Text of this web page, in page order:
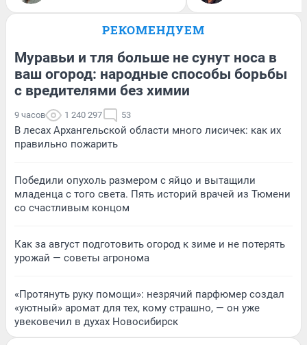
РЕКОМЕНДУЕМ
Муравьи и тля больше не сунут носа в
ваш огород: народные способы борьбы
с вредителями без химии
9 часов 1 240 297 53
В лесах Архангельской области много лисичек: как их
правильно пожарить
Победили опухоль размером с яйцо и вытащили
младенца с того света. Пять историй врачей из Тюмени
со счастливым концом
Как за август подготовить огород к зиме и не потерять
урожай — советы агронома
«Протянуть руку помощи»: незрячий парфюмер создал
«уютный» аромат для тех, кому страшно, — он уже
увековечил в духах Новосибирск